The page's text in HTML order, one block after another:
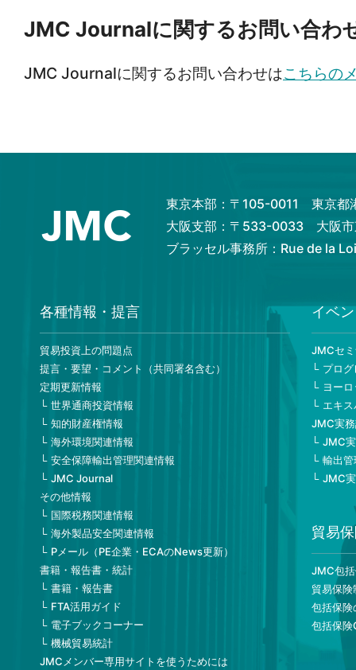
JMC Journalに関するお問い合わ
JMC Journalに関するお問い合わせはこちらの
東京本部：〒105-0011 東京都
大阪支部：〒533-0033 大阪市
ブラッセル事務所：Rue de la
各種情報・提言
貿易投資上の問題点
提言・要望・コメント（共同署名含む）
定期更新情報
世界通商投資情報
知的財産権情報
海外環境関連情報
安全保障輸出管理関連情報
JMC Journal
その他情報
国際税務関連情報
海外製品安全関連情報
Pメール（PE企業・ECAのNews更新）
書籍・報告書・統計
書籍・報告書
FTA活用ガイド
電子ブックコーナー
機械貿易統計
JMCメンバー専用サイトを使うためには
イベ
JMCセ
プロ
ヨー
エキ
JMC実
JMC
輸出
JMC
貿易
JMC包
貿易保険
包括保険
包括保険